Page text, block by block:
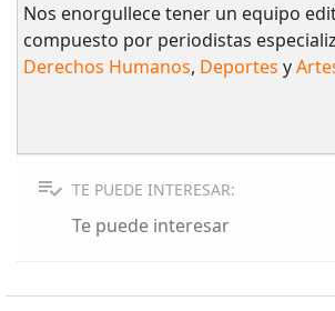
Nos enorgullece tener un equipo
compuesto por periodistas
Derechos Humanos, Deportes y
TE PUEDE INTERESAR:
Te puede interesar